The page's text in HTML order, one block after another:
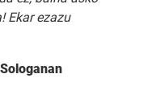
Ekar ezazu